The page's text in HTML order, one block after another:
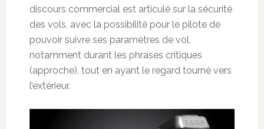
discours commercial est articulé sur la sécurité
des vols, avec la possibilité pour le pilote de
pouvoir suivre ses paramètres de vol,
notamment durant les phrases critiques
(approche), tout en ayant le regard tourné vers
l’extérieur.